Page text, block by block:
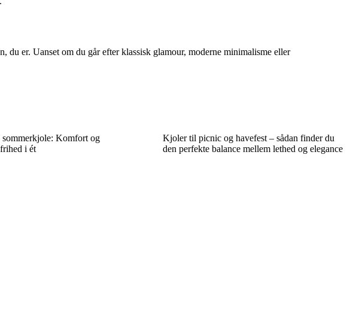
er. Uanset om du går efter klassisk glamour, moderne minimalisme eller
sommerkjole: Komfort og
i ét
Kjoler til picnic og havefest – sådan finder du
den perfekte balance mellem lethed og elegance